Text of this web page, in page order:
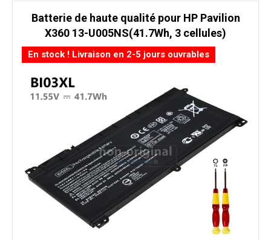
Batterie de haute qualité pour HP Pavilion
X360 13-U005NS(41.7Wh, 3 cellules)
En stock ! Livraison en 2-5 jours ouvrables